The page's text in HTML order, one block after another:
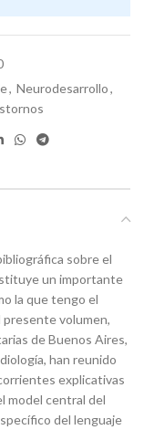
, Neurodesarrollo,
sobre el
un importante
la que tengo el
presente volumen,
de Buenos Aires,
han reunido
explicativas
model central del
del lenguaje